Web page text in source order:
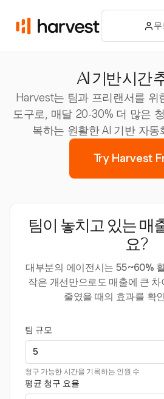
무
AI 기반 시간
Harvest는 팀과 프리랜서를 위
도구로, 매달 20-30% 더 많은
복하는 원활한 AI 기반 자동
Try Harvest
팀이 놓치고 있는 매
요?
대부분의 에이전시는 55~60%
작은 개선만으로도 매출에 큰
줄였을 때의 효과를 확
팀 규모
청구 가능한 시간을 기록하는 인원 수
평균 청구 요율